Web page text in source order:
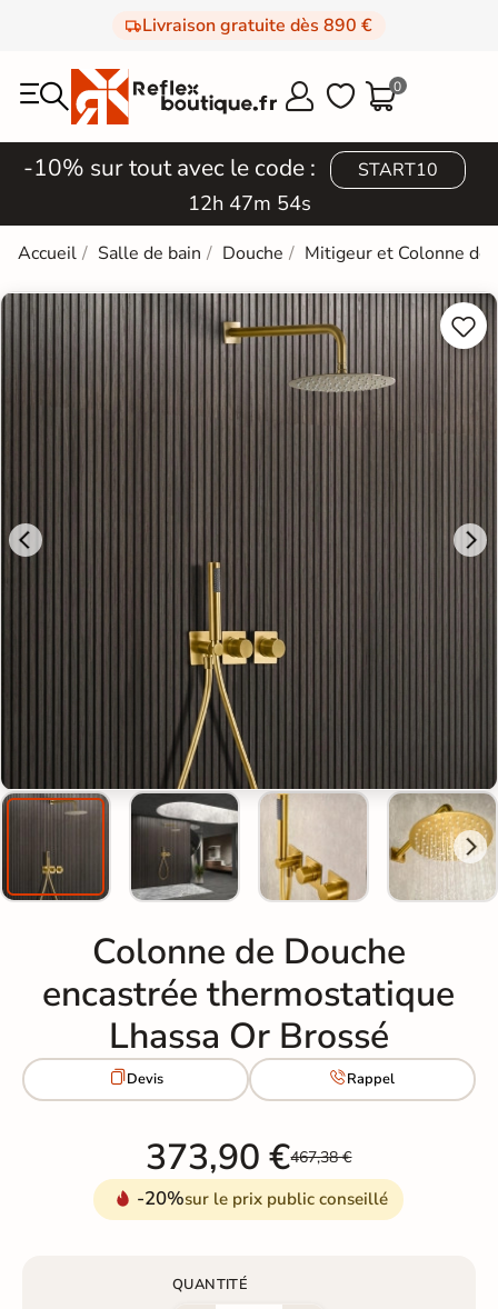
Livraison gratuite dès 890 €
  0
-10% sur tout avec le code : START10
12h 47m 53s
Accueil Salle de bain Douche Mitigeur et Colonne de


Colonne de Douche
encastrée thermostatique
Lhassa Or Brossé
Devis Rappel
373,90 €467,38 €
-20%sur le prix public conseillé
QUANTITÉ